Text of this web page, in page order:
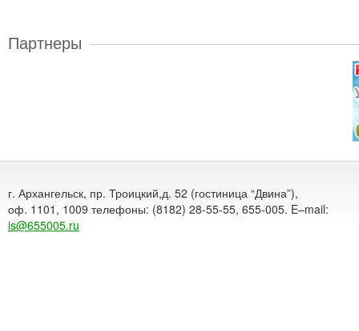
Партнеры
г. Архангельск, пр. Троицкий,д. 52 (гостиница “Двина”),
оф. 1101, 1009 телефоны: (8182) 28-55-55, 655-005. E–mail:
is@655005.ru